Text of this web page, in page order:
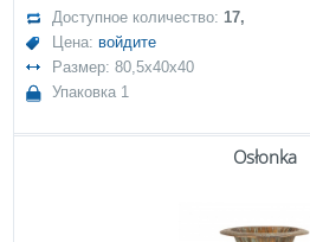
Доступное количество:17,
Цена: войдите
Размер: 80,5x40x40
Упаковка 1
Osłonka